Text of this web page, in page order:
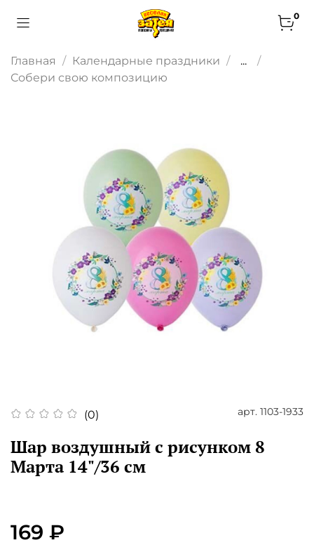
0
Главная Календарные праздники
...
Собери свою композицию
(0) арт. 1103-1933
Шар воздушный с рисунком 8
Марта 14"/36 см
169 ₽